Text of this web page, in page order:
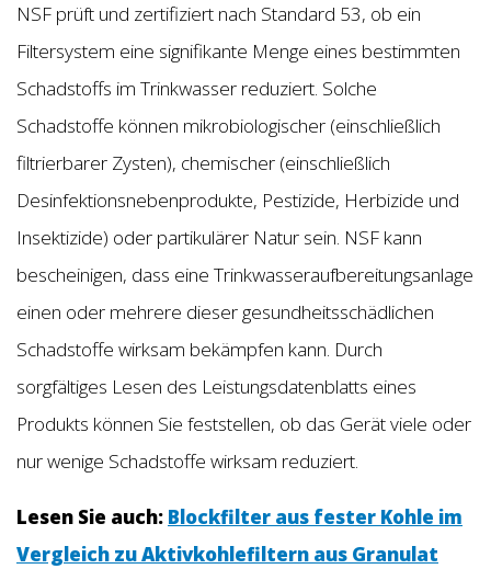
NSF prüft und zertifiziert nach Standard 53, ob ein
Filtersystem eine signifikante Menge eines bestimmten
Schadstoffs im Trinkwasser reduziert. Solche
Schadstoffe können mikrobiologischer (einschließlich
filtrierbarer Zysten), chemischer (einschließlich
Desinfektionsnebenprodukte, Pestizide, Herbizide und
Insektizide) oder partikulärer Natur sein. NSF kann
bescheinigen, dass eine Trinkwasseraufbereitungsanlage
einen oder mehrere dieser gesundheitsschädlichen
Schadstoffe wirksam bekämpfen kann. Durch
sorgfältiges Lesen des Leistungsdatenblatts eines
Produkts können Sie feststellen, ob das Gerät viele oder
nur wenige Schadstoffe wirksam reduziert.
Lesen Sie auch: Blockfilter aus fester Kohle im
Vergleich zu Aktivkohlefiltern aus Granulat